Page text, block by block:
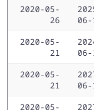
2020-05-
26
06-
2020-05-
21
06-
2020-05-
21
06-
2020-05-